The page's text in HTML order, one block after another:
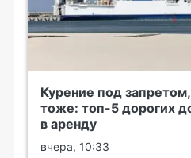
Курение под
тоже: топ-5 дорогих
в аренду
вчера, 10:33